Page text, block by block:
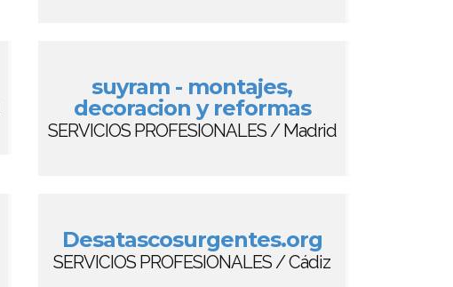
suyram - montajes,
decoracion y reformas
SERVICIOS PROFESIONALES / Madrid
Desatascosurgentes.org
SERVICIOS PROFESIONALES / Cádiz